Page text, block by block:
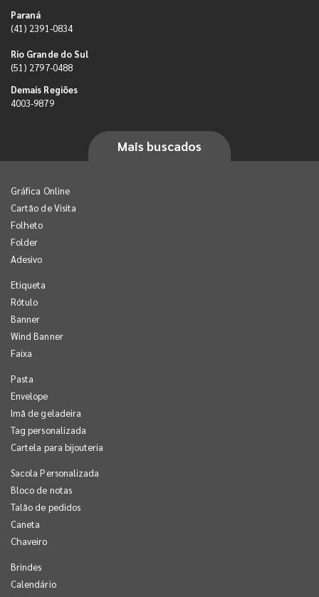
Paraná
(41) 2391-0834
Rio Grande do Sul
(51) 2797-0488
Demais Regiões
4003-9879
Mais buscados
Gráfica Online
Cartão de Visita
Folheto
Folder
Adesivo
Etiqueta
Rótulo
Banner
Wind Banner
Faixa
Pasta
Envelope
Imã de geladeira
Tag personalizada
Cartela para bijouteria
Sacola Personalizada
Bloco de notas
Talão de pedidos
Caneta
Chaveiro
Brindes
Calendário